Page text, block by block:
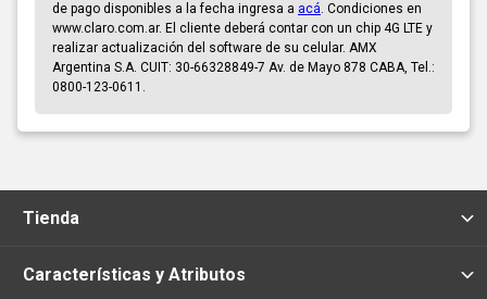
de pago disponibles a la fecha ingresa a acá. Condiciones en
www.claro.com.ar. El cliente deberá contar con un chip 4G LTE y
realizar actualización del software de su celular. AMX
Argentina S.A. CUIT: 30-66328849-7 Av. de Mayo 878 CABA, Tel.:
0800-123-0611.
Tienda
Características y Atributos